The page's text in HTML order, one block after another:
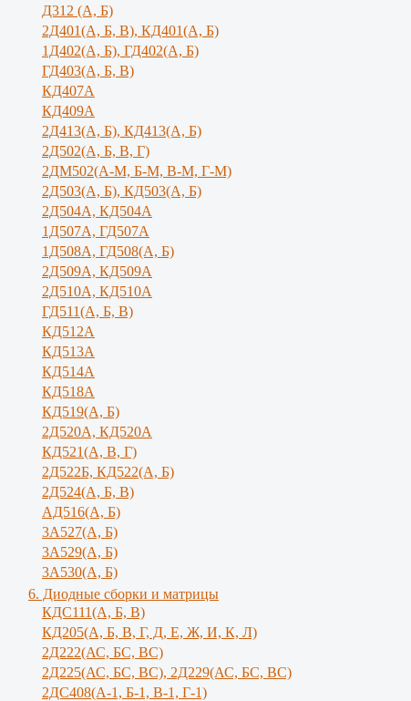
Д312 (А, Б)
2Д401(А, Б, В), КД401(А, Б)
1Д402(А, Б), ГД402(А, Б)
ГД403(А, Б, В)
КД407А
КД409А
2Д413(А, Б), КД413(А, Б)
2Д502(А, Б, В, Г)
2ДМ502(А-М, Б-М, В-М, Г-М)
2Д503(А, Б), КД503(А, Б)
2Д504А, КД504А
1Д507А, ГД507А
1Д508А, ГД508(А, Б)
2Д509А, КД509А
2Д510А, КД510А
ГД511(А, Б, В)
КД512А
КД513А
КД514А
КД518А
КД519(А, Б)
2Д520А, КД520А
КД521(А, В, Г)
2Д522Б, КД522(А, Б)
2Д524(А, Б, В)
АД516(А, Б)
3А527(А, Б)
3А529(А, Б)
3A530(A, Б)
6. Диодные сборки и матрицы
КДС111(А, Б, B)
КД205(А, Б, В, Г, Д, Е, Ж, И, К, Л)
2Д222(АС, БС, ВС)
2Д225(АС, БС, ВС), 2Д229(АС, БС, ВС)
2ДС408(А-1, Б-1, В-1, Г-1)